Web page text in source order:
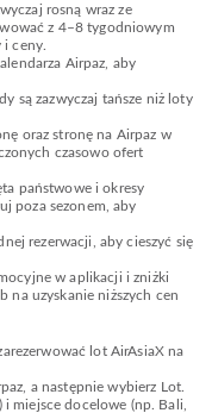
rosną wraz ze
z 4–8 tygodniowym
ceny.
Airpaz, aby
są zazwyczaj tańsze niż loty
oraz stronę na Airpaz w
czasowo ofert
państwowe i okresy
poza sezonem, aby
rezerwacji, aby cieszyć się
w aplikacji i zniżki
na uzyskanie niższych cen
lot AirAsiaX na
a następnie wybierz Lot.
miejsce docelowe (np. Bali,